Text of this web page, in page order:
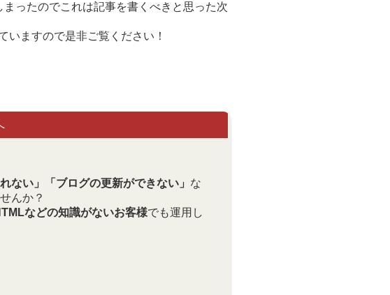
ったのでこれは記事を書くべきと思った次
いますので是非ご覧ください！
ない」「ブログの更新ができない」 な
んか？
などの知識がないお客様でも運用し